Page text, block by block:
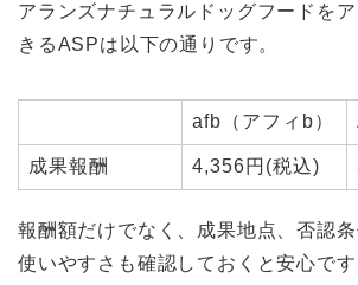
アランズナチュラルドッグフードを
きるASPは以下の通りです。
afb（アフィb）
成果報酬 4,356円(税込)
報酬額だけでなく、成果地点、否認
使いやすさも確認しておくと安心で